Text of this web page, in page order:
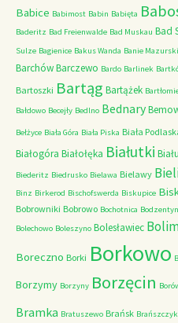
Babice Babimost Babin Babięta
Baderitz Bad Freienwalde Bad Muskau Bad
Sulze Bagienice Bakus Wanda Banie
BarchówBarczewo Bardo Barlinek
Bartoszki Bartąg Bartążek
Bałdowo Becejły Bedlno Bednary
Bełżyce Biała Góra Biała Piska Biała
Białogóra Białołęka Białutki
Biederitz Biedrusko Bielawa Bielawy
Binz Birkerod Bischofswerda Biskupice
Bobrowniki Bobrowo Bochotnica Bodzentyn
Bolechowo Boleszyno Bolesławiec
Boreczno Borki Borkowo
Borzymy Borzyny Borzęcin
Bramka Bratuszewo Brańsk Brańszczyk